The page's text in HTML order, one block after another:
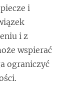
i
i z
wspierać
ograniczyć